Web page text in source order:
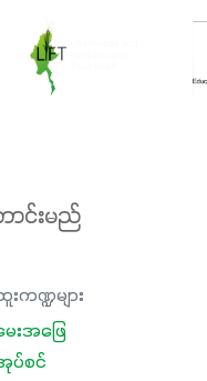
ာင်းမည်
ကဏ္ဍများ
းအဖြေ
ပ်စင်